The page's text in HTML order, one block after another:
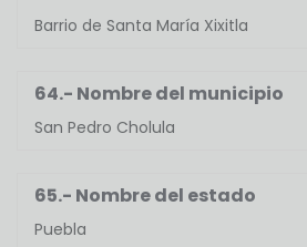
Barrio de Santa María Xixitla
64.- Nombre del municipio
San Pedro Cholula
65.- Nombre del estado
Puebla